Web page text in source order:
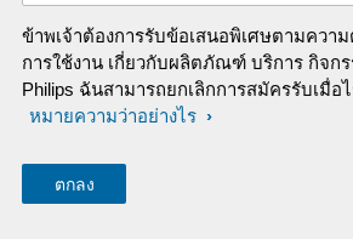
ข้าพเจ้าต้องการรับข้อเสนอพิเศษตามควา
การใช้งาน เกี่ยวกับผลิตภัณฑ์ บริการ กิจก
Philips ฉันสามารถยกเลิกการสมัครรับเมื่อ
หมายความว่าอย่างไร